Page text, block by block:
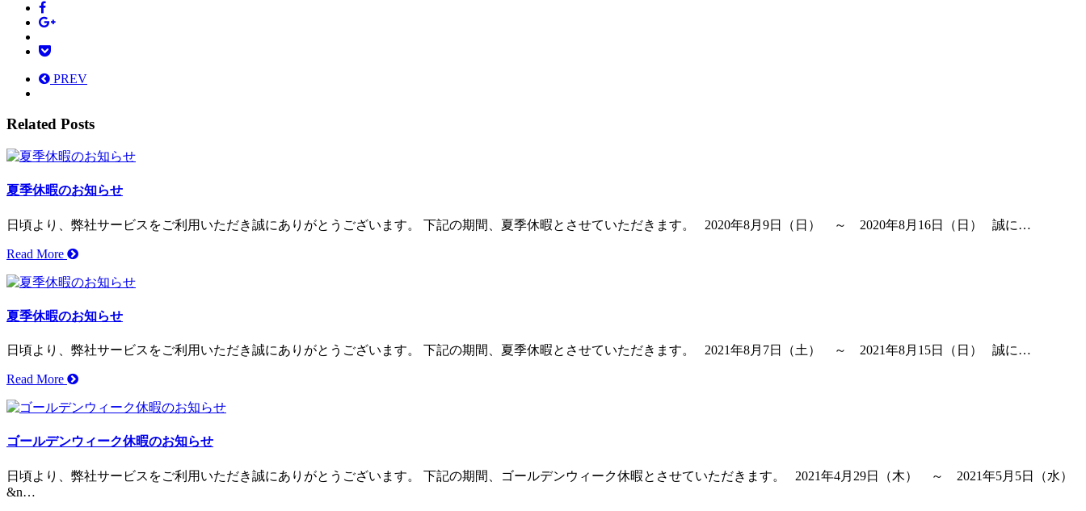
PREV
Related Posts
夏季休暇のお知らせ
日頃より、弊社サービスをご利用いただき誠にありがとうございます。 下記の期間、夏季休暇とさせていただきます。 2020年8月9日（日） ～ 2020年8月16日（日） 誠に…
Read More
夏季休暇のお知らせ
日頃より、弊社サービスをご利用いただき誠にありがとうございます。 下記の期間、夏季休暇とさせていただきます。 2021年8月7日（土） ～ 2021年8月15日（日） 誠に…
Read More
ゴールデンウィーク休暇のお知らせ
日頃より、弊社サービスをご利用いただき誠にありがとうございます。 下記の期間、ゴールデンウィーク休暇とさせていただきます。 2021年4月29日（木） ～ 2021年5月5日（水）
&n…